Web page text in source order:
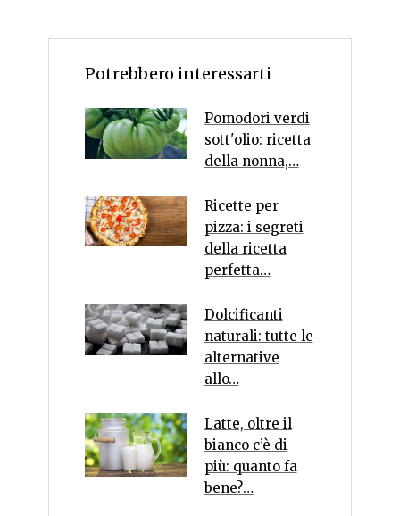
Potrebbero interessarti
Pomodori verdi
sott'olio: ricetta
della nonna,…
Ricette per
pizza: i segreti
della ricetta
perfetta…
Dolcificanti
naturali: tutte le
alternative
allo…
Latte, oltre il
bianco c’è di
più: quanto fa
bene?…